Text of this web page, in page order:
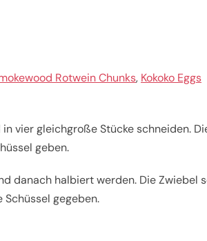
Rotwein Chunks, Kokoko Eggs
vier gleichgroße Stücke schneiden.
geben.
danach halbiert werden. Die Zwiebel
gegeben.